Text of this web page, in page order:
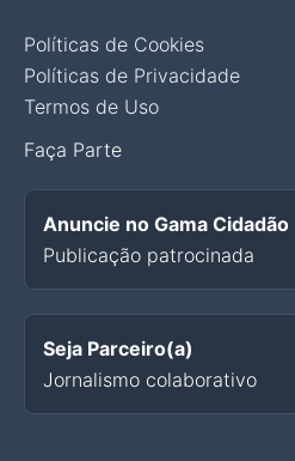
Políticas de Cookies
Políticas de Privacidade
Termos de Uso
Faça Parte
Anuncie no Gama Cidadão
Publicação patrocinada
Seja Parceiro(a)
Jornalismo colaborativo